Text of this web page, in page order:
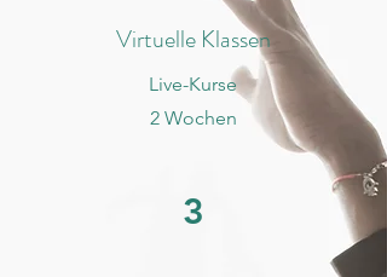
Virtuelle Klassen
Live-Kurse
2 Wochen
3